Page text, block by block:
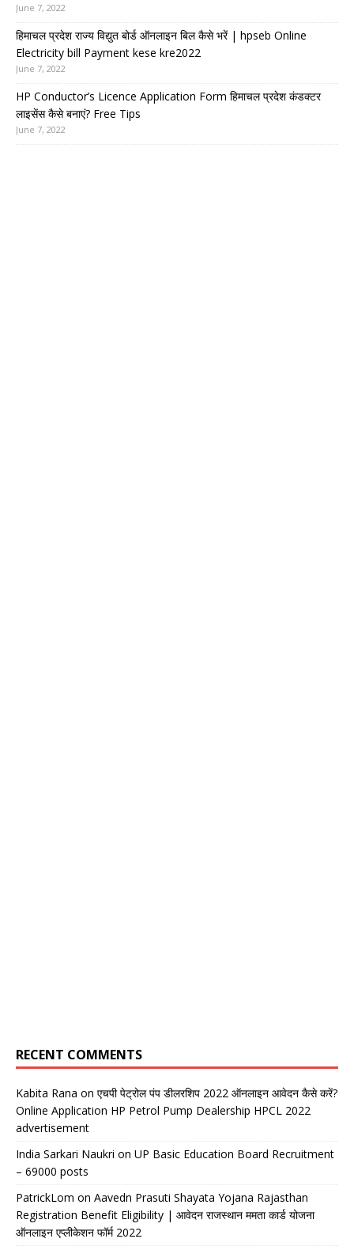
June 7, 2022
हिमाचल प्रदेश राज्य विद्युत बोर्ड ऑनलाइन बिल कैसे भरें | hpseb Online
Electricity bill Payment kese kre2022
June 7, 2022
HP Conductor’s Licence Application Form हिमाचल प्रदेश कंडक्टर
लाइसेंस कैसे बनाएं? Free Tips
June 7, 2022
RECENT COMMENTS
Kabita Rana on एचपी पेट्रोल पंप डीलरशिप 2022 ऑनलाइन आवेदन कैसे करें?
Online Application HP Petrol Pump Dealership HPCL 2022
advertisement
India Sarkari Naukri on UP Basic Education Board Recruitment
– 69000 posts
PatrickLom on Aavedn Prasuti Shayata Yojana Rajasthan
Registration Benefit Eligibility | आवेदन राजस्थान ममता कार्ड योजना
ऑनलाइन एप्लीकेशन फॉर्म 2022